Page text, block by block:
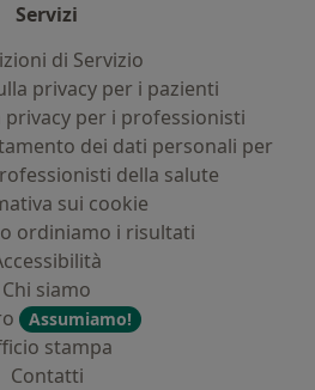
Servizi
di Servizio
privacy per i pazienti
per i professionisti
dei dati personali per
della salute
sui cookie
ordiniamo i risultati
Chi siamo
Assumiamo!
stampa
Contatti